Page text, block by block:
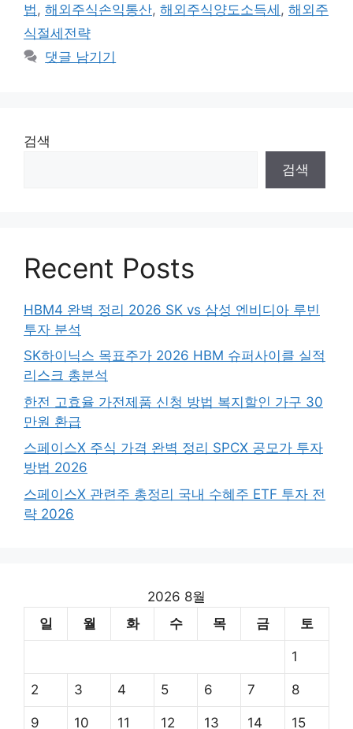
법 , 해외주식손익통산, 해외주식양도소득세 , 해외주
식절세전략
댓글 남기기
검색
검색
Recent Posts
HBM4 완벽 정리 2026 SK vs 삼성 엔비디아 루빈
투자 분석
SK하이닉스 목표주가 2026 HBM 슈퍼사이클 실적
리스크 총분석
한전 고효율 가전제품 신청 방법 복지할인 가구 30
만원 환급
스페이스X 주식 가격 완벽 정리 SPCX 공모가 투자
방법 2026
스페이스X 관련주 총정리 국내 수혜주 ETF 투자 전
략 2026
2026 8월
일
월 화 수 목 금 토
1
2 3 4 5 6 7 8
9 10 11 12 13 14 15